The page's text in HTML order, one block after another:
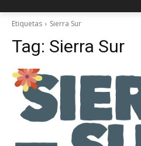
Etiquetas Sierra Sur
Tag: Sierra Sur